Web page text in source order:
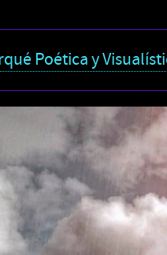
Poética y